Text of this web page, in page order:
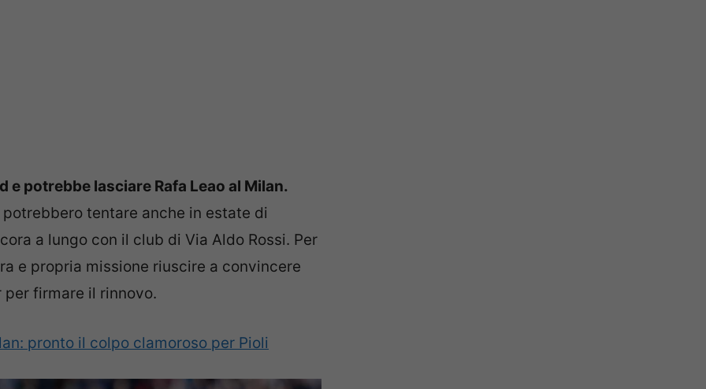
potrebbe lasciare Rafa Leao al Milan.
tentare anche in estate di
a lungo con il club di Via Aldo Rossi. Per
e propria missione riuscire a convincere
per firmare il rinnovo.
pronto il colpo clamoroso per Pioli